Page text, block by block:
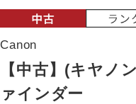
Canon
【中古】(キヤノ
ァインダー